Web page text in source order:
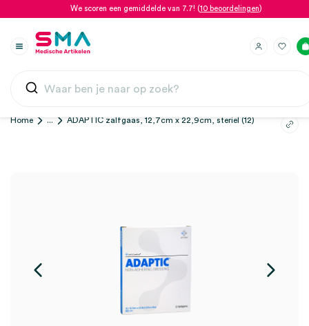
We scoren een gemiddelde van 7.7! (10 beoordelingen)
Home ... ADAPTIC zalfgaas, 12,7cm x 22,9cm, steriel (12)